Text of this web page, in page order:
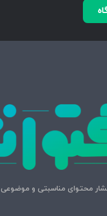
محتوای مناسبتی و موضوعی